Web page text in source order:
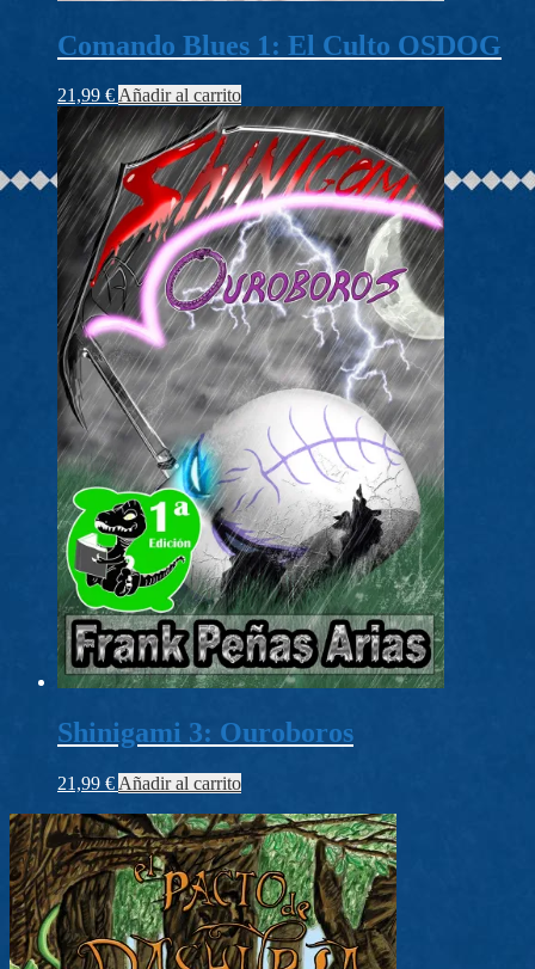
Comando Blues 1: El Culto OSDOG
21,99 €Añadir al carrito
Shinigami 3: Ouroboros
21,99 € Añadir al carrito